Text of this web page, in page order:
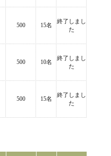
500 15名
終了しまし
た
500 10名
終了しまし
た
500 15名
終了しまし
た